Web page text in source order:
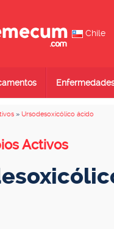
Chile
» Ursodesoxicólico ácido
Activos